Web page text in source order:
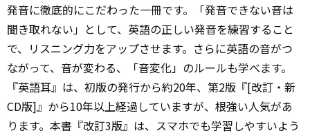
発音に徹底的にこだわった一冊です。「発音できない音は
聞き取れない」として、英語の正しい発音を練習すること
で、リスニング力をアップさせます。さらに英語の音がつ
ながって、音が変わる、「音変化」のルールも学べます。
『英語耳』は、初版の発行から約20年、第2版『[改訂・新
CD版]』から10年以上経過していますが、根強い人気があ
ります。本書『改訂3版』は、スマホでも学習しやすいよう